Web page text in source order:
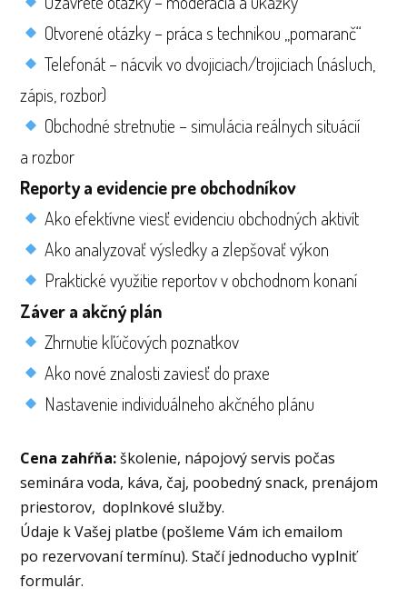
Otvorené otázky – práca s technikou „pomaranč“
Telefonát – nácvik vo dvojiciach/trojiciach (násluch,
zápis, rozbor)
Obchodné stretnutie – simulácia reálnych situácií
a rozbor
Reporty a evidencie pre obchodníkov
Ako efektívne viesť evidenciu obchodných aktivít
Ako analyzovať výsledky a zlepšovať výkon
Praktické využitie reportov v obchodnom konaní
Záver a akčný plán
Zhrnutie kľúčových poznatkov
Ako nové znalosti zaviesť do praxe
Nastavenie individuálneho akčného plánu
Cena zahŕňa:školenie, nápojový servis počas
seminára voda, káva, čaj, poobedný snack, prenájom
priestorov, doplnkové služby.
Údaje k Vašej platbe (pošleme Vám ich emailom
po rezervovaní termínu). Stačí jednoducho vyplniť
formulár.